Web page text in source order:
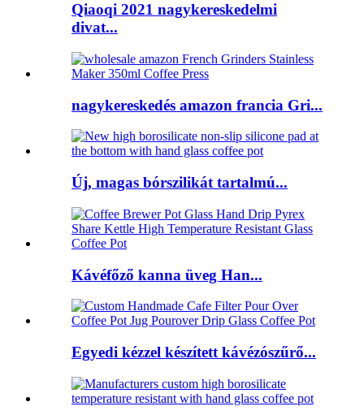
Qiaoqi 2021 nagykereskedelmi
divat...
nagykereskedés amazon francia Gri...
Új, magas bórszilikát tartalmú...
Kávéfőző kanna üveg Han...
Egyedi kézzel készített kávézószűrő...